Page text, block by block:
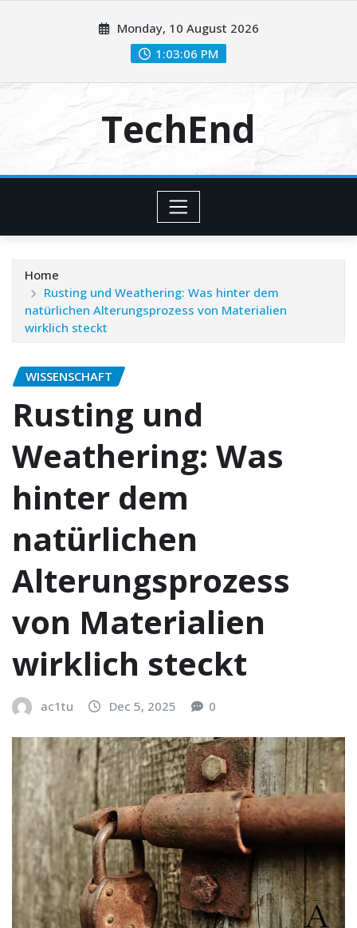
Monday, 10 August 2026
1:03:07 PM
TechEnd
Home
Rusting und Weathering: Was hinter dem
natürlichen Alterungsprozess von Materialien
wirklich steckt
WISSENSCHAFT
Rusting und
Weathering: Was
hinter dem
natürlichen
Alterungsprozess
von Materialien
wirklich steckt
ac1tu Dec 5, 2025 0